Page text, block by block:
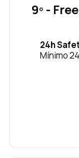
9º -
24h
Mínimo